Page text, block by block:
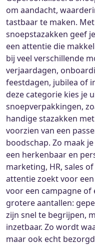
om aandacht,
tastbaar te maken.
snoepstazakken geef
een attentie die
bij veel verschillende
verjaardagen,
feestdagen, jubilea of
deze categorie kies je
snoepverpakkingen,
handige stazakken
voorzien van een
boodschap. Zo maak
een herkenbaar en
marketing, HR, sales
attentie zoekt voor
voor een campagne of
grotere aantallen:
zijn snel te begrijpen,
inzetbaar. Zo wordt
maar ook echt